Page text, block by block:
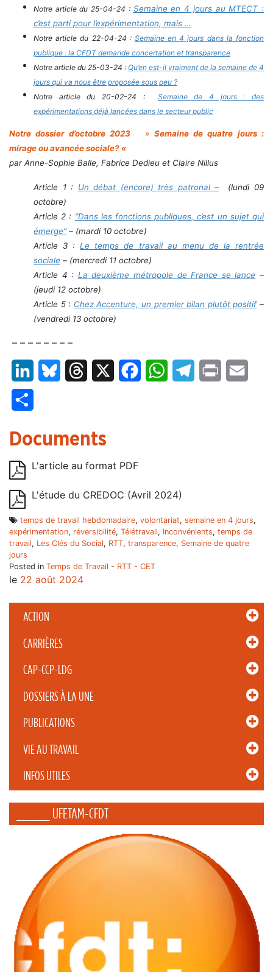
ACTION
CARRIÈRES
CAP-CCP-LDG
DOSSIERS À LA UNE
PUBLICATIONS
VIE AU TRAVAIL
INFOS UTILES
_____ UFETAM-CFDT
Notre article du 25-04-24 : Semaine en 4 jours au MTECT :
c’est parti pour l’expérimentation, mais …
Notre article du 22-04-24 : Semaine en 4 jours dans la fonction
publique : la CFDT demande concertation et transparence
Notre article du 25-03-24 : Qu’en est-il vraiment de la semaine de 4
jours qui va nous être proposée sous peu ?
Notre article du 20-02-24 : Semaine de 4 jours : des
expérimentations déjà lancées dans le secteur public
Notre dossier d’octobre 2023 » Semaine de quatre jours :
mirage ou avancée sociale? «
par Anne-Sophie Balle, Fabrice Dedieu et Claire Nillus
Article 1 : Un débat (encore) très patronal – (lundi 09
octobre)
Article 2 : “Dans les fonctions publiques, c’est un sujet qui
émerge”– (mardi 10 octobre)
Article 3 :Le temps de travail au menu de la rentrée
sociale – (mercredi 11 octobre)
Article 4 : La deuxième métropole de France se lance –
(jeudi 12 octobre)
Article 5 : Chez Accenture, un premier bilan plutôt positif–
(vendredi 13 octobre)
– – – – – – – –
LinkedInBluesky Threads FacebookWhatsAppTelegram
Print
Documents
L'article au format PDF
L'étude du CREDOC (Avril 2024)
temps de travail hebdomadaire, volontariat, semaine en 4 jours,
expérimentation, réversibilité, Télétravail, Inconvénients, temps de
travail, Les Clés du Social, RTT, transparence, Semaine de quatre
jours
Posted in Temps de Travail - RTT - CET
le 22 août 2024